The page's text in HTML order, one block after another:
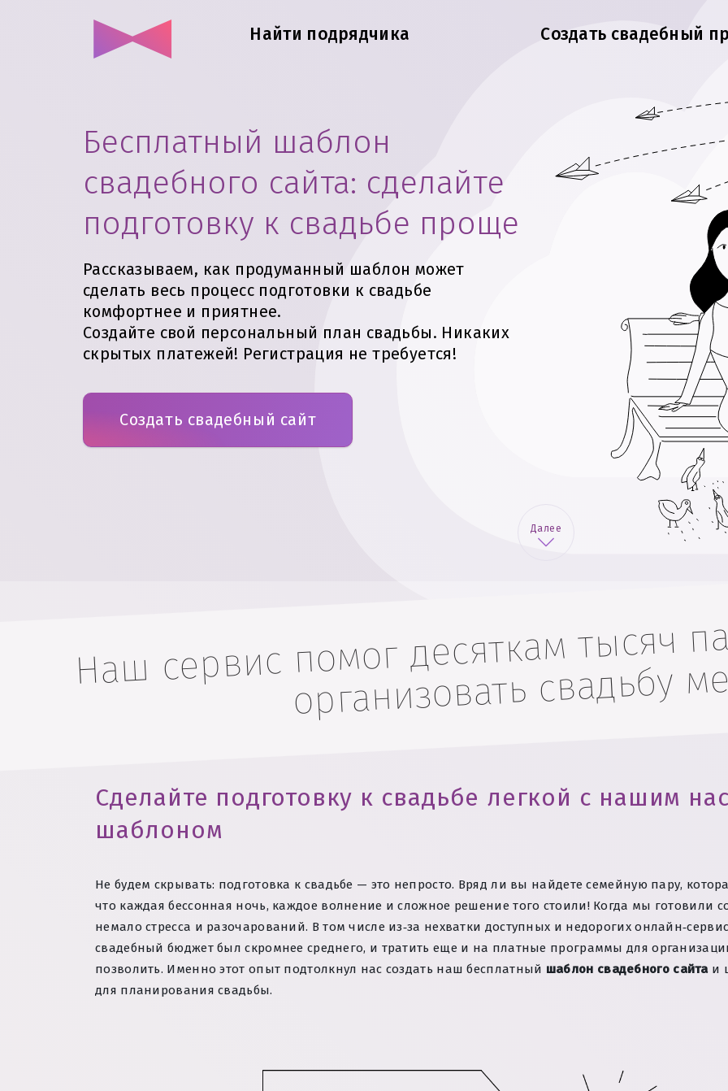
Найти подрядчика Создать свадебный
Бесплатный шаблон
свадебного сайта: сделайте
подготовку к свадьбе проще
Рассказываем, как продуманный шаблон может
сделать весь процесс подготовки к свадьбе
комфортнее и приятнее.
Создайте свой персональный план свадьбы. Никаких
скрытых платежей! Регистрация не требуется!
Создать свадебный сайт
Далее
Наш сервис помог десяткам тысяч
организовать свадьбу
Сделайте подготовку к свадьбе легкой с нашим
шаблоном
Не будем скрывать: подготовка к свадьбе — это непросто. Вряд ли вы найдете семейную пару,
что каждая бессонная ночь, каждое волнение и сложное решение того стоили! Когда мы готовили
немало стресса и разочарований. В том числе из‑за нехватки доступных и недорогих
свадебный бюджет был скромнее среднего, и тратить еще и на платные программы для
позволить. Именно этот опыт подтолкнул нас создать наш бесплатный шаблон свадебного сайтаи
для планирования свадьбы.